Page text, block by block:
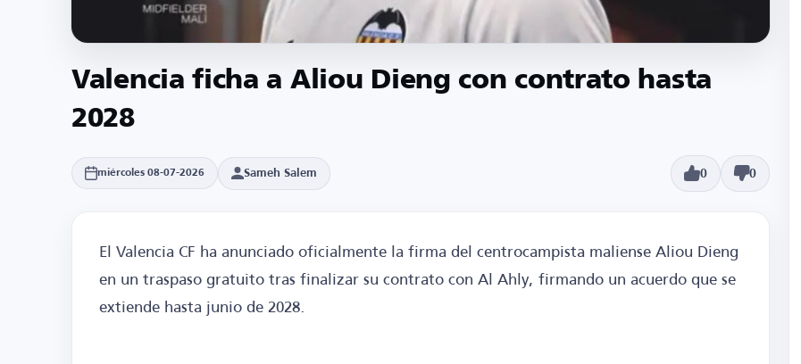
Valencia ficha a Aliou Dieng con contrato hasta
2028
miércoles 08-07-2026 Sameh Salem 0 0
El Valencia CF ha anunciado oficialmente la firma del centrocampista maliense Aliou Dieng
en un traspaso gratuito tras finalizar su contrato con Al Ahly, firmando un acuerdo que se
extiende hasta junio de 2028.